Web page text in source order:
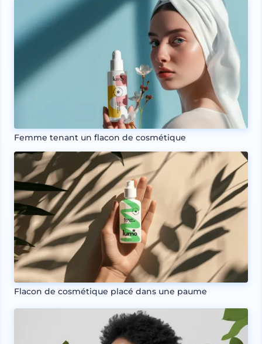
Femme tenant un flacon de cosmétique
Flacon de cosmétique placé dans une paume